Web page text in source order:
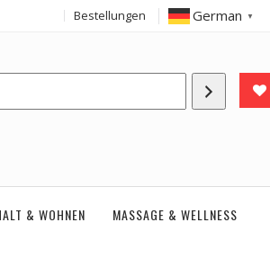
Bestellungen German ▼
& WOHNEN MASSAGE & WELLNESS